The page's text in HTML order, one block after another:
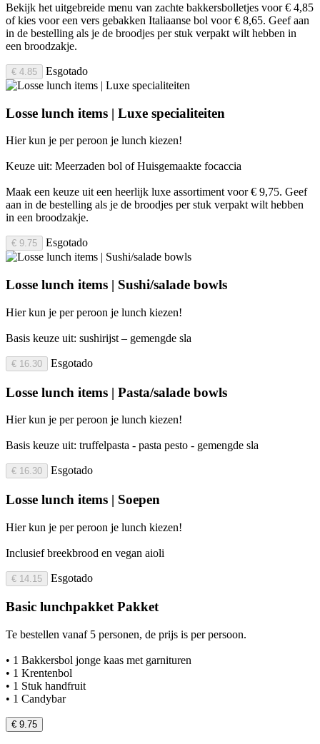
Bekijk het uitgebreide menu van zachte bakkersbolletjes voor € 4,85
of kies voor een vers gebakken Italiaanse bol voor € 8,65. Geef aan
in de bestelling als je de broodjes per stuk verpakt wilt hebben in
een broodzakje.
€ 4.85 Esgotado
Losse lunch items | Luxe specialiteiten
Hier kun je per peroon je lunch kiezen!
Keuze uit: Meerzaden bol of Huisgemaakte focaccia
Maak een keuze uit een heerlijk luxe assortiment voor € 9,75. Geef
aan in de bestelling als je de broodjes per stuk verpakt wilt hebben
in een broodzakje.
€ 9.75 Esgotado
Losse lunch items | Sushi/salade bowls
Hier kun je per peroon je lunch kiezen!
Basis keuze uit: sushirijst – gemengde sla
€ 16.30 Esgotado
Losse lunch items | Pasta/salade bowls
Hier kun je per peroon je lunch kiezen!
Basis keuze uit: truffelpasta - pasta pesto - gemengde sla
€ 16.30 Esgotado
Losse lunch items | Soepen
Hier kun je per peroon je lunch kiezen!
Inclusief breekbrood en vegan aioli
€ 14.15 Esgotado
Basic lunchpakket Pakket
Te bestellen vanaf 5 personen, de prijs is per persoon.
• 1 Bakkersbol jonge kaas met garnituren
• 1 Krentenbol
• 1 Stuk handfruit
• 1 Candybar
€ 9.75